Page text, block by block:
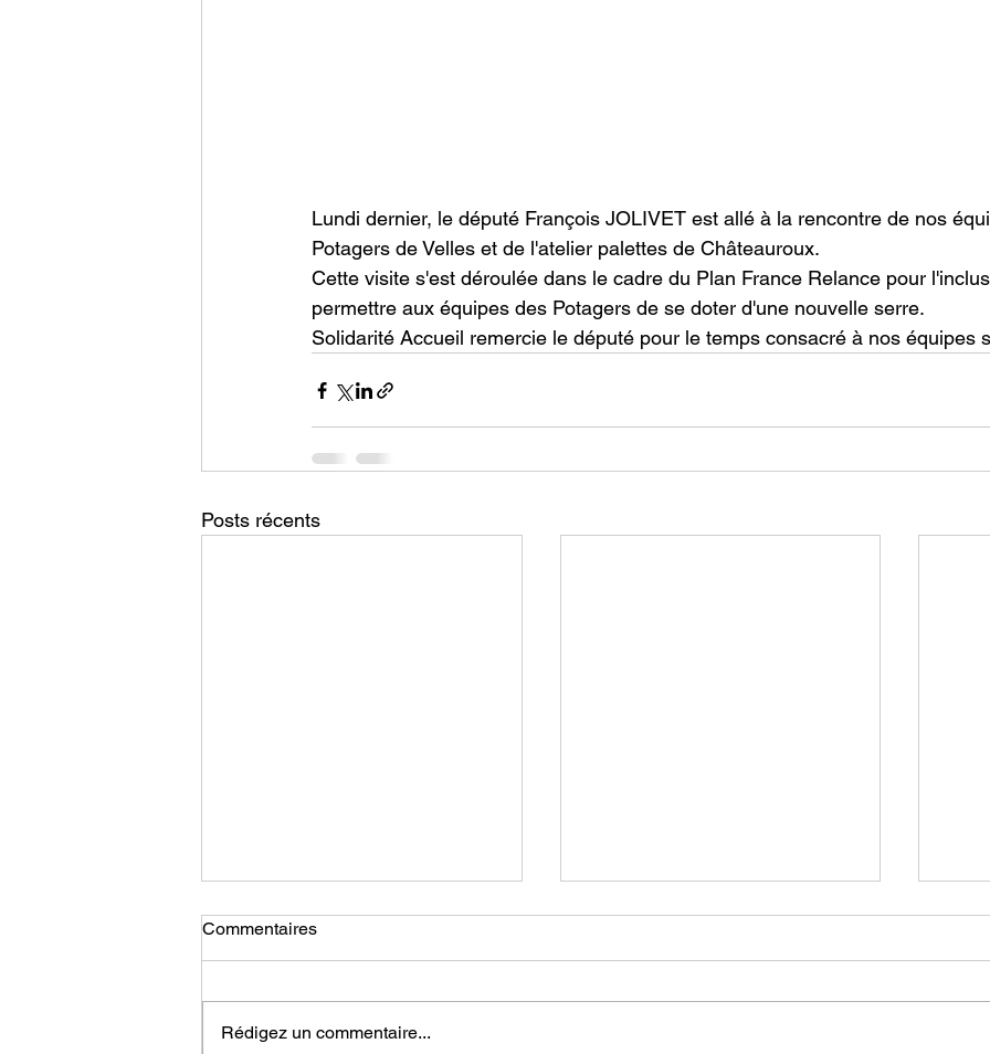
Lundi dernier, le député François JOLIVET est allé à la rencontre de nos
Potagers de Velles et de l'atelier palettes de Châteauroux.
Cette visite s'est déroulée dans le cadre du Plan France Relance pour
permettre aux équipes des Potagers de se doter d'une nouvelle serre.
Solidarité Accueil remercie le député pour le temps consacré à nos équipes
Posts récents
Commentaires
Rédigez un commentaire...